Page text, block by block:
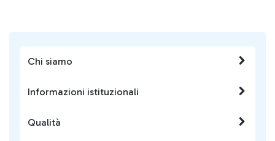
Chi siamo
Informazioni istituzionali
Qualità